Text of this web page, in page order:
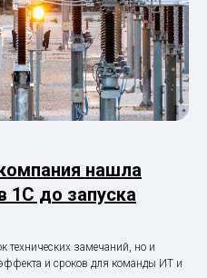
нашла
1С до запуска
технических замечаний, но и
и сроков для команды ИТ и